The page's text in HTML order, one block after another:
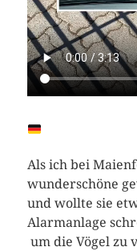
Als ich bei
wunderschöne
und wollte sie
Alarmanlage
um die Vögel zu